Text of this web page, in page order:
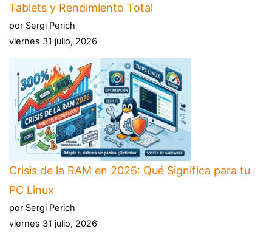
Tablets y Rendimiento Total
por Sergi Perich
viernes 31 julio, 2026
Crisis de la RAM en 2026: Qué Significa para tu
PC Linux
por Sergi Perich
viernes 31 julio, 2026